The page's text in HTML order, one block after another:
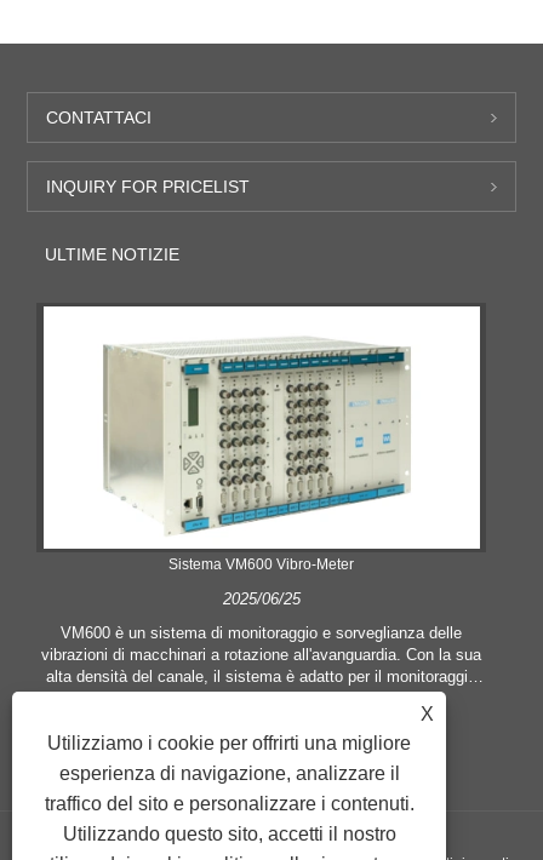
CONTATTACI
INQUIRY FOR PRICELIST
ULTIME NOTIZIE
Sistema VM600 Vibro-Meter
2025/06/25
VM600 è un sistema di monitoraggio e sorveglianza delle
vibrazioni di macchinari a rotazione all'avanguardia. Con la sua
alta densità del canale, il sistema è adatto per il monitoraggio
delle applicazioni con un gran numero di punti di misurazione,
come macchine complete e installazioni complesse.
X
Utilizziamo i cookie per offrirti una migliore
esperienza di navigazione, analizzare il
traffico del sito e personalizzare i contenuti.
Utilizzando questo sito, accetti il ​​nostro